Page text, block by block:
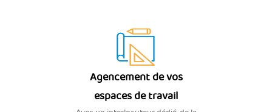
Agencement de vos
espaces de travail